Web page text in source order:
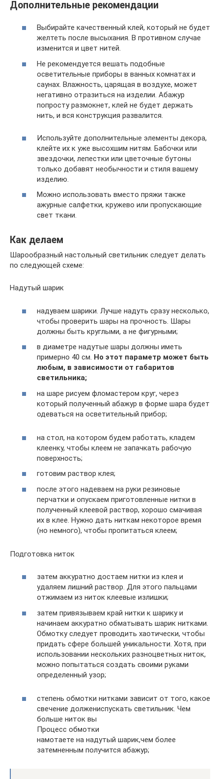
Дополнительные рекомендации
Выбирайте качественный клей, который не будет
желтеть после высыхания. В противном случае
изменится и цвет нитей.
Не рекомендуется вешать подобные
осветительные приборы в ванных комнатах и
саунах. Влажность, царящая в воздухе, может
негативно отразиться на изделии. Абажур
попросту размокнет, клей не будет держать
нить, и вся конструкция развалится.
Используйте дополнительные элементы декора,
клейте их к уже высохшим нитям. Бабочки или
звездочки, лепестки или цветочные бутоны
только добавят необычности и стиля вашему
изделию.
Можно использовать вместо пряжи также
ажурные салфетки, кружево или пропускающие
свет ткани.
Как делаем
Шарообразный настольный светильник следует делать
по следующей схеме:
Надутый шарик
надуваем шарики. Лучше надуть сразу несколько,
чтобы проверить шары на прочность. Шары
должны быть круглыми, а не фигурными;
в диаметре надутые шары должны иметь
примерно 40 см. Но этот параметр может быть
любым, в зависимости от габаритов
светильника;
на шаре рисуем фломастером круг, через
который полученный абажур в форме шара будет
одеваться на осветительный прибор;
на стол, на котором будем работать, кладем
клеенку, чтобы клеем не запачкать рабочую
поверхность;
готовим раствор клея;
после этого надеваем на руки резиновые
перчатки и опускаем приготовленные нитки в
полученный клеевой раствор, хорошо смачивая
их в клее. Нужно дать ниткам некоторое время
(но немного), чтобы пропитаться клеем;
Подготовка ниток
затем аккуратно достаем нитки из клея и
удаляем лишний раствор. Для этого пальцами
отжимаем из ниток клеевые излишки;
затем привязываем край нитки к шарику и
начинаем аккуратно обматывать шарик нитками.
Обмотку следует проводить хаотически, чтобы
придать сфере большей уникальности. Хотя, при
использовании нескольких разноцветных ниток,
можно попытаться создать своими руками
определенный узор;
степень обмотки нитками зависит от того, какое
свечение должениспускать светильник. Чем
больше ниток вы
Процесс обмотки
намотаете на надутый шарик,чем более
затемненным получится абажур;